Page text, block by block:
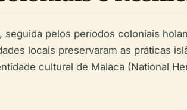
seguida pelos períodos coloniais
locais preservaram as práticas
cultural de Malaca (National